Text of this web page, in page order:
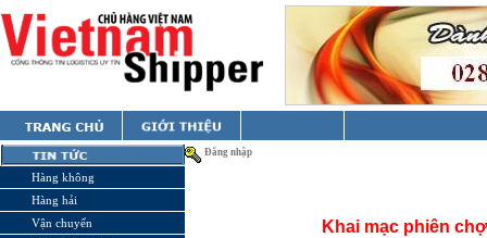
Hàng không
Hàng hải
Vận chuyển
Đăng nhập
Khai mạc phiên